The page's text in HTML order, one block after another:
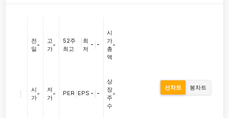
전
일
-
시
가
-
고
가
-
저
가
-
52주
최고
최
저
- -
PER EPS - -
시
가
총
액
-
상
장
주
수
-
선차트 봉차트